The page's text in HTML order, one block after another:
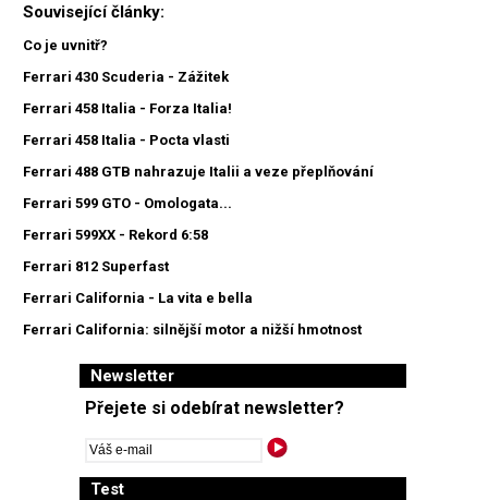
Související články:
Co je uvnitř?
Ferrari 430 Scuderia - Zážitek
Ferrari 458 Italia - Forza Italia!
Ferrari 458 Italia - Pocta vlasti
Ferrari 488 GTB nahrazuje Italii a veze přeplňování
Ferrari 599 GTO - Omologata...
Ferrari 599XX - Rekord 6:58
Ferrari 812 Superfast
Ferrari California - La vita e bella
Ferrari California: silnější motor a nižší hmotnost
Newsletter
Přejete si odebírat newsletter?
Test